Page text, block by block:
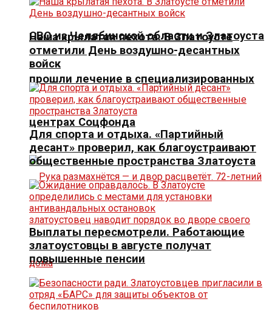
СВО из Челябинской области и Златоуста
прошли лечение в специализированных
центрах Соцфонда
Наша крылатая пехота. В Златоусте
отметили День воздушно-десантных
войск
Для спорта и отдыха. «Партийный
десант» проверил, как благоустраивают
общественные пространства Златоуста
Выплаты пересмотрели. Работающие
златоустовцы в августе получат
повышенные пенсии